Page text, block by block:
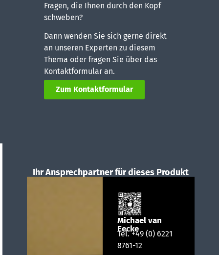
Fragen, die Ihnen durch den Kopf
schweben?
Dann wenden Sie sich gerne direkt
an unseren Experten zu diesem
Thema oder fragen Sie über das
Kontaktformular an.
Zum Kontaktformular
Ihr Ansprechpartner für dieses Produkt
Michael van
Eecke
Tel.+49 (0) 6221
8761-12